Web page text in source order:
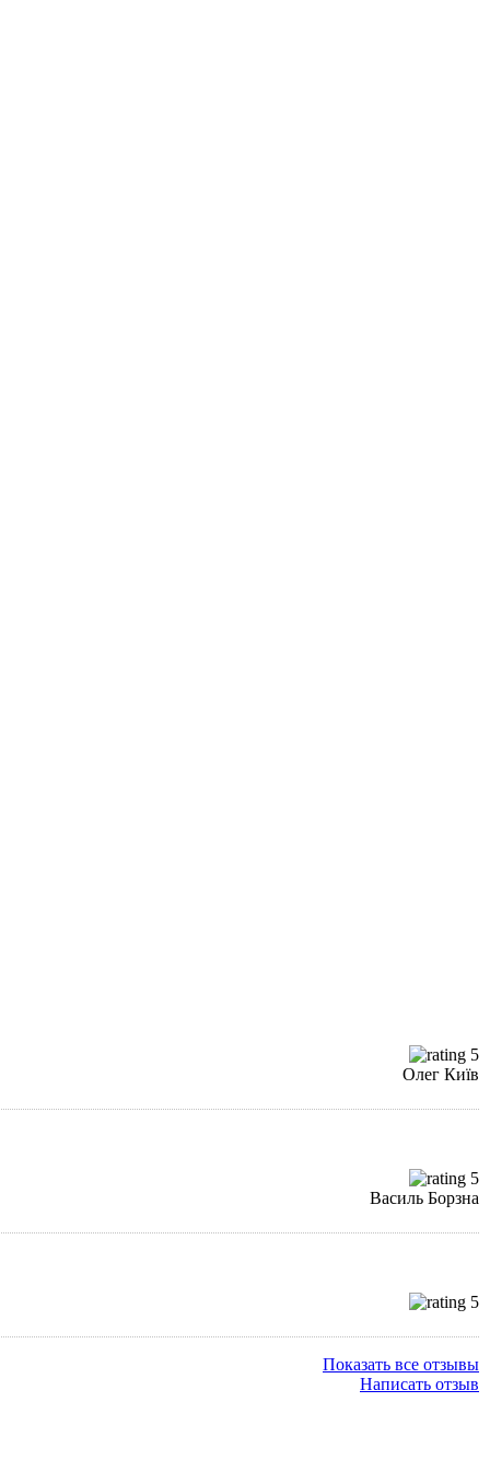
Олег Київ
Василь Борзна
Показать все отзывы
Написать отзыв